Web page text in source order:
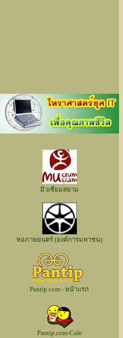
มิวเซียมสยาม
หอภาพยนตร์ (องค์การมหาชน)
Pantip.com - หน้าแรก
Pantip.com-Cafe